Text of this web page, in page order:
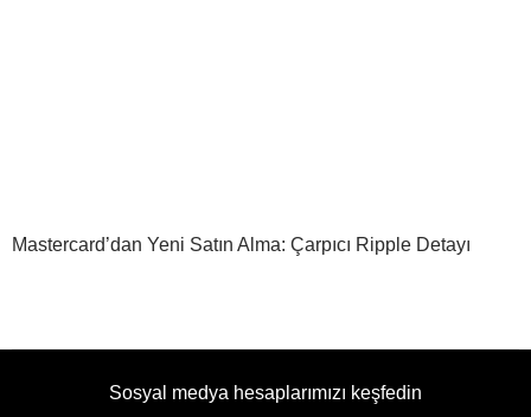
Mastercard’dan Yeni Satın Alma: Çarpıcı Ripple Detayı
Sosyal medya hesaplarımızı keşfedin